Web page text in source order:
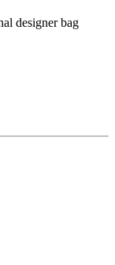
designer bag